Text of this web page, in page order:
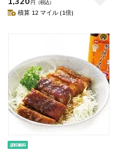
円 （税込）
積算 12 マイル (1倍)